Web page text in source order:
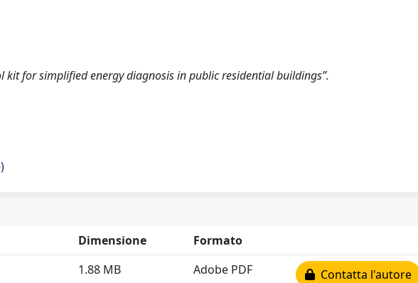
kit for simplified energy diagnosis in public residential buildings”.
Dimensione
Formato
1.88 MB Adobe PDF Contatta l'autore